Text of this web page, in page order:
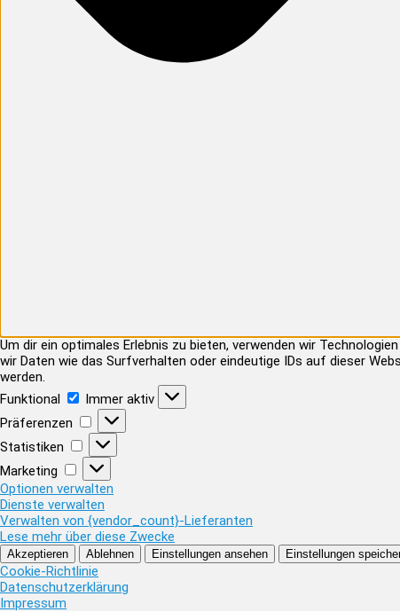
Um dir ein optimales Erlebnis zu bieten, verwenden wir
wir Daten wie das Surfverhalten oder eindeutige IDs auf dieser
werden.
Funktional
Funktional
Immer aktiv
Präferenzen
Präferenzen
Statistiken
Statistiken
Marketing
Marketing
Optionen verwalten
Dienste verwalten
Verwalten von {vendor_count}-Lieferanten
Lese mehr über diese Zwecke
Akzeptieren Ablehnen Einstellungen ansehen Einstellungen
Cookie-Richtlinie
Datenschutzerklärung
Impressum